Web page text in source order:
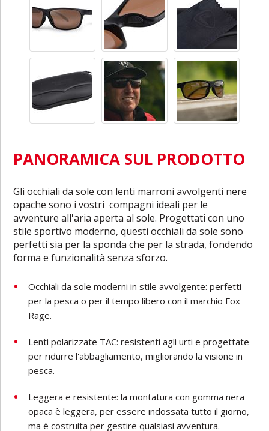
PANORAMICA SUL PRODOTTO
Gli occhiali da sole con lenti marroni avvolgenti nere
opache sono i vostri compagni ideali per le
avventure all'aria aperta al sole. Progettati con uno
stile sportivo moderno, questi occhiali da sole sono
perfetti sia per la sponda che per la strada, fondendo
forma e funzionalità senza sforzo.
Occhiali da sole moderni in stile avvolgente: perfetti
per la pesca o per il tempo libero con il marchio Fox
Rage.
Lenti polarizzate TAC: resistenti agli urti e progettate
per ridurre l'abbagliamento, migliorando la visione in
pesca.
Leggera e resistente: la montatura con gomma nera
opaca è leggera, per essere indossata tutto il giorno,
ma è costruita per gestire qualsiasi avventura.